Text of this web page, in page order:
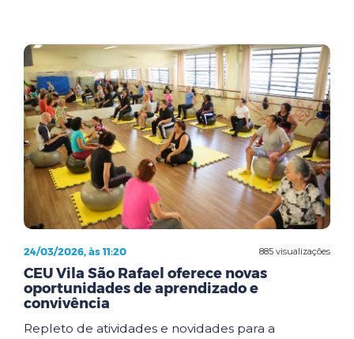
885 visualizações
24/03/2026, às 11:20
CEU Vila São Rafael oferece novas
oportunidades de aprendizado e
convivência
Repleto de atividades e novidades para a